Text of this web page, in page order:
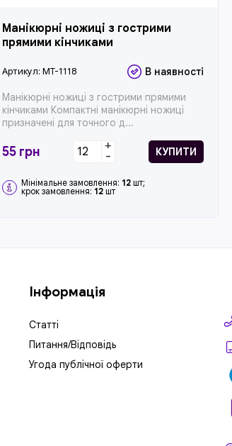
Манікюрні ножиці з гострими
прямими кінчиками
Артикул: MT-1118
В наявності
Манікюрні ножиці з гострими прямими
кінчиками Компактні манікюрні ножиці
призначені для точного д...
55 грн +
- КУПИТИ
Мінімальне замовлення: 12 шт;
крок замовлення: 12 шт
Інформація
Статті
Питання/Відповідь
Угода публічної оферти